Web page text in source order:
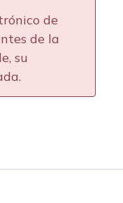
de
de la
su